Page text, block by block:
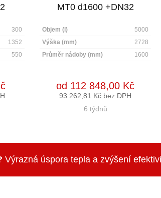
300
1352
550
MT0 d1600 +DN32
Objem (l)
5000
Výška (mm)
2728
Průměr nádoby (mm)
1600
od 112 848,00 Kč
93 262,81 Kč bez DPH
6 týdnů
Výrazná úspora tepla a zvýšení